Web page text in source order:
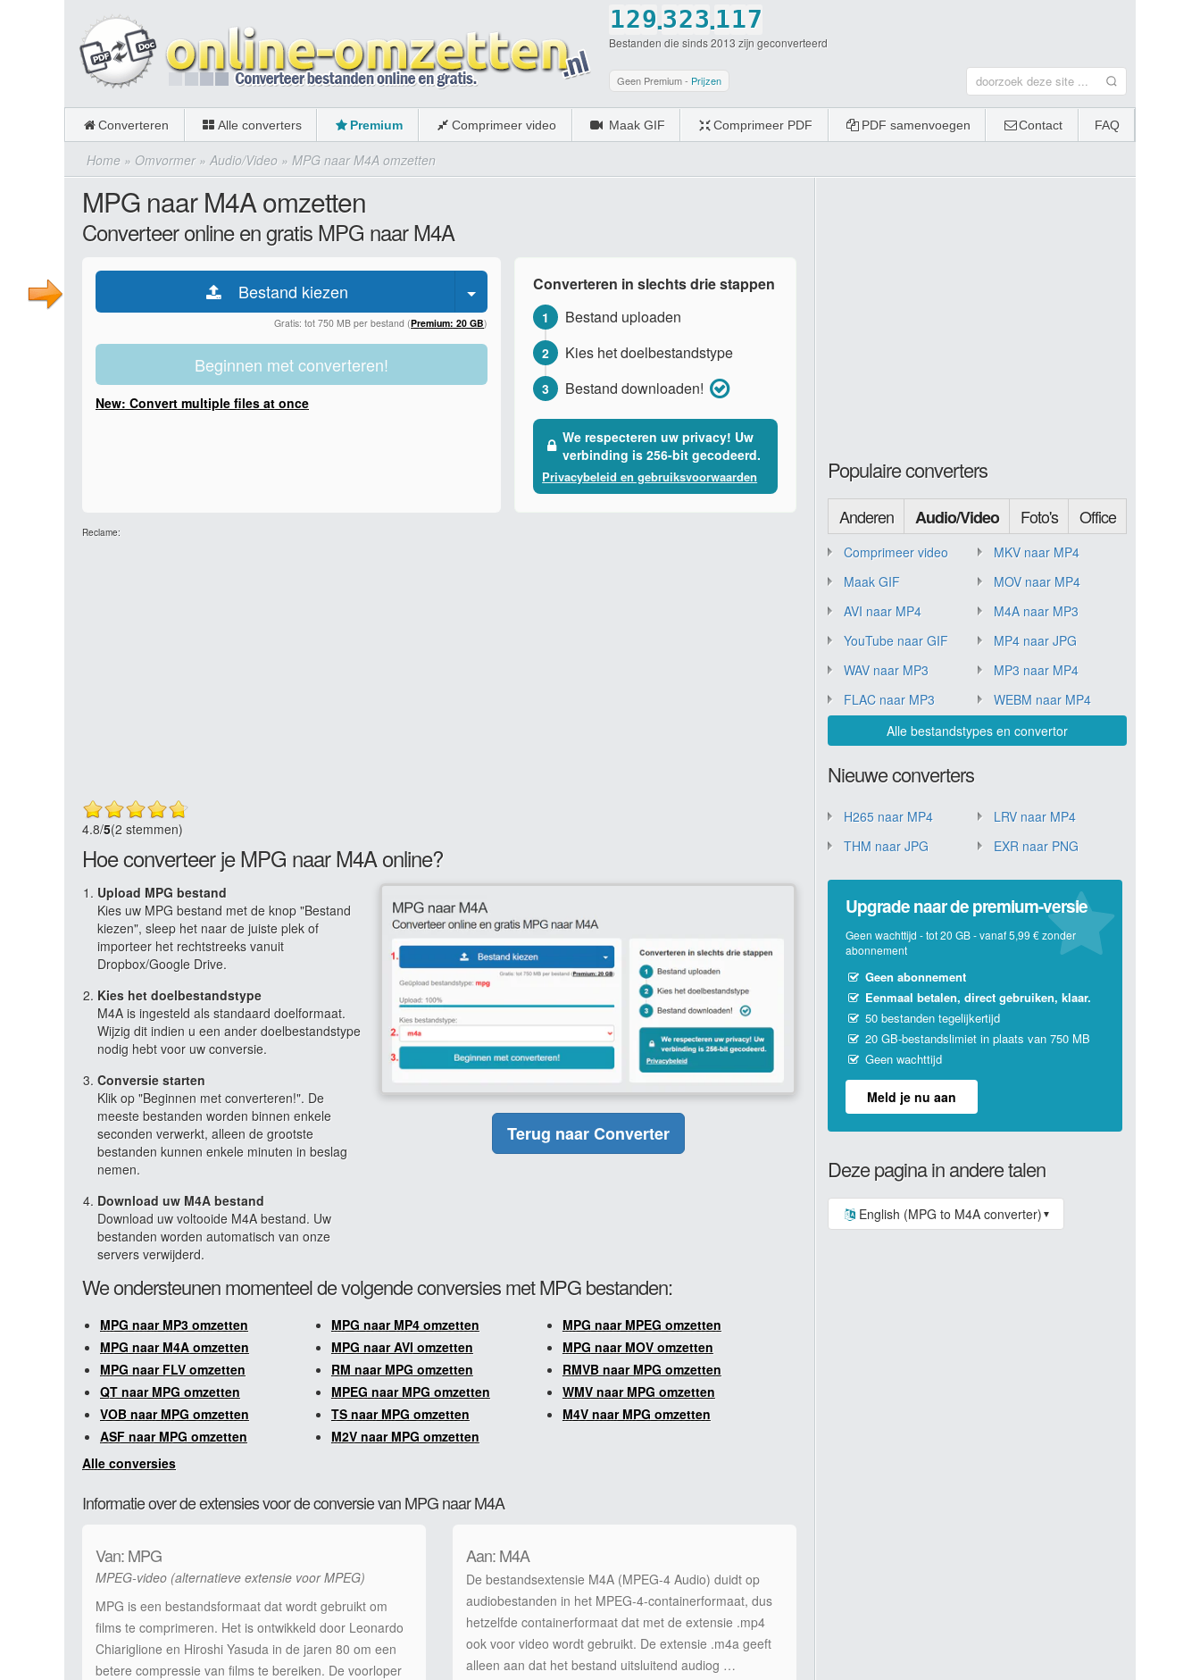
1
2
3
4
5
6
0
2
3
4
5
6
7
9
0
.3
4
5
6
7
8
2
3
4
5
6
7
3
4
5
6
7
8
.1
2
3
4
5
6
0
1
2
4
5
6
0
7
8
0
Bestanden die sinds 2013 zijn geconverteerd
Geen Premium - Prijzen
Converteren Alle converters Premium Comprimeer video Maak GIF Comprimeer PDF PDF samenvoegen Contact FAQ
Home » Omvormer» Audio/Video » MPG naar M4A omzetten
MPG naar M4A omzetten
Converteer online en gratis MPG naar M4A
Bestand kiezen
Gratis: tot 750 MB per bestand (Premium: 20 GB)
Beginnen met converteren!
New: Convert multiple files at once
Converteren in slechts drie stappen
1 Bestand uploaden
2 Kies het doelbestandstype
3 Bestand downloaden!
We respecteren uw privacy! Uw
verbinding is 256-bit gecodeerd.
Privacybeleid en gebruiksvoorwaarden
Reclame:
4.8/5(2 stemmen)
Hoe converteer je MPG naar M4A online?
Upload MPG bestand
Kies uw MPG bestand met de knop "Bestand
kiezen", sleep het naar de juiste plek of
importeer het rechtstreeks vanuit
Dropbox/Google Drive.
Kies het doelbestandstype
M4A is ingesteld als standaard doelformaat.
Wijzig dit indien u een ander doelbestandstype
nodig hebt voor uw conversie.
Conversie starten
Klik op "Beginnen met converteren!". De
meeste bestanden worden binnen enkele
seconden verwerkt, alleen de grootste
bestanden kunnen enkele minuten in beslag
nemen.
Download uw M4A bestand
Download uw voltooide M4A bestand. Uw
bestanden worden automatisch van onze
servers verwijderd.
Terug naar Converter
We ondersteunen momenteel de volgende conversies met MPG bestanden:
MPG naar MP3 omzetten MPG naar MP4 omzetten
MPG naar MPEG omzetten
MPG naar M4A omzetten
MPG naar AVI omzetten
MPG naar MOV omzetten
MPG naar FLV omzetten
RM naar MPG omzetten
RMVB naar MPG omzetten
QT naar MPG omzetten
MPEG naar MPG omzetten
WMV naar MPG omzetten
VOB naar MPG omzetten
TS naar MPG omzetten
M4V naar MPG omzetten
ASF naar MPG omzetten
M2V naar MPG omzetten
Alle conversies
Informatie over de extensies voor de conversie van MPG naar M4A
Van: MPG
MPEG-video (alternatieve extensie voor MPEG)
MPG is een bestandsformaat dat wordt gebruikt om
films te comprimeren. Het is ontwikkeld door Leonardo
Chiariglione en Hiroshi Yasuda in de jaren 80 om een
betere compressie van films te bereiken. De voorloper
Aan: M4A
De bestandsextensie M4A (MPEG-4 Audio) duidt op
audiobestanden in het MPEG-4-containerformaat, dus
hetzelfde containerformaat dat met de extensie .mp4
ook voor video wordt gebruikt. De extensie .m4a geeft
alleen aan dat het bestand uitsluitend audiog …
Populaire converters
Anderen Audio/Video Foto's Office
Comprimeer video
MKV naar MP4
Maak GIF
MOV naar MP4
AVI naar MP4
M4A naar MP3
YouTube naar GIF
MP4 naar JPG
WAV naar MP3
MP3 naar MP4
FLAC naar MP3
WEBM naar MP4
Alle bestandstypes en convertor
Nieuwe converters
H265 naar MP4
LRV naar MP4
THM naar JPG
EXR naar PNG
Upgrade naar de premium-versie
Geen wachttijd - tot 20 GB - vanaf 5,99 € zonder
abonnement
Geen abonnement
Eenmaal betalen, direct gebruiken, klaar.
50 bestanden tegelijkertijd
20 GB-bestandslimiet in plaats van 750 MB
Geen wachttijd
Meld je nu aan
Deze pagina in andere talen
English (MPG to M4A converter) ▼